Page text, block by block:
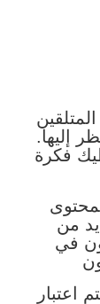
إليها.
فكرة
من
في
اعتبار